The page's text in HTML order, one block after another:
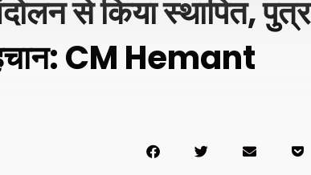
से किया स्थापित, पुत्र
CM Hemant